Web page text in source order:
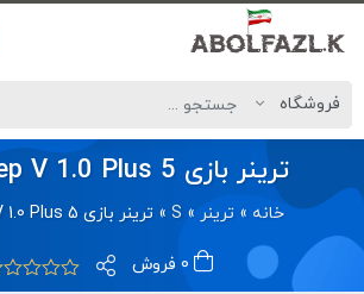
ترینر بازی Skin Deep V 1.0 Plus 5
خانه »ترینر »
S
»ترینر بازی Skin Deep V 1.0 Plus 5